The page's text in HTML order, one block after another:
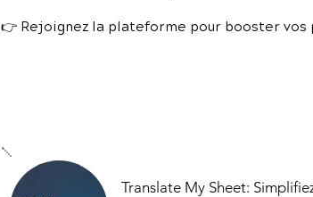
👉 Rejoignez la plateforme pour booster vos
Translate My Sheet: